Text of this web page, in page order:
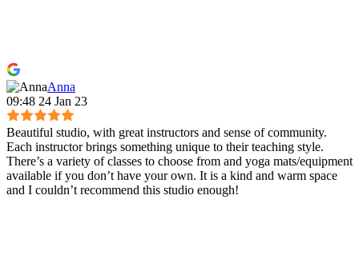
Anna
09:48 24 Jan 23
Beautiful studio, with great instructors and sense of community.
Each instructor brings something unique to their teaching style.
There’s a variety of classes to choose from and yoga mats/equipment
available if you don’t have your own. It is a kind and warm space
and I couldn’t recommend this studio enough!